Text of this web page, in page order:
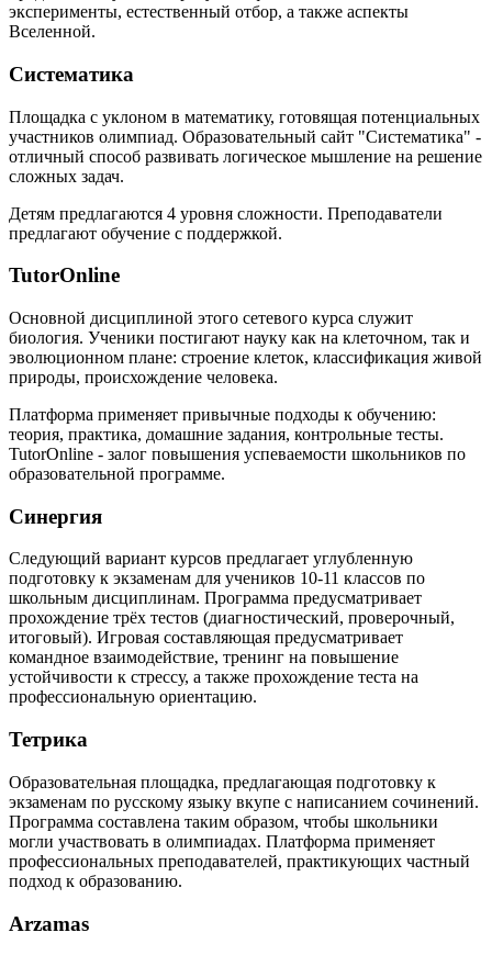
эксперименты, естественный отбор, а также аспекты
Вселенной.
Систематика
Площадка с уклоном в математику, готовящая потенциальных
участников олимпиад. Образовательный сайт "Систематика" -
отличный способ развивать логическое мышление на решение
сложных задач.
Детям предлагаются 4 уровня сложности. Преподаватели
предлагают обучение с поддержкой.
TutorOnline
Основной дисциплиной этого сетевого курса служит
биология. Ученики постигают науку как на клеточном, так и
эволюционном плане: строение клеток, классификация живой
природы, происхождение человека.
Платформа применяет привычные подходы к обучению:
теория, практика, домашние задания, контрольные тесты.
TutorOnline - залог повышения успеваемости школьников по
образовательной программе.
Синергия
Следующий вариант курсов предлагает углубленную
подготовку к экзаменам для учеников 10-11 классов по
школьным дисциплинам. Программа предусматривает
прохождение трёх тестов (диагностический, проверочный,
итоговый). Игровая составляющая предусматривает
командное взаимодействие, тренинг на повышение
устойчивости к стрессу, а также прохождение теста на
профессиональную ориентацию.
Тетрика
Образовательная площадка, предлагающая подготовку к
экзаменам по русскому языку вкупе с написанием сочинений.
Программа составлена таким образом, чтобы школьники
могли участвовать в олимпиадах. Платформа применяет
профессиональных преподавателей, практикующих частный
подход к образованию.
Arzamas